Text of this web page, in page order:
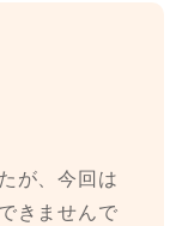
が、今回は
きませんで